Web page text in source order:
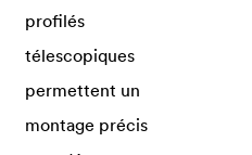
profilés
télescopiques
permettent un
montage précis